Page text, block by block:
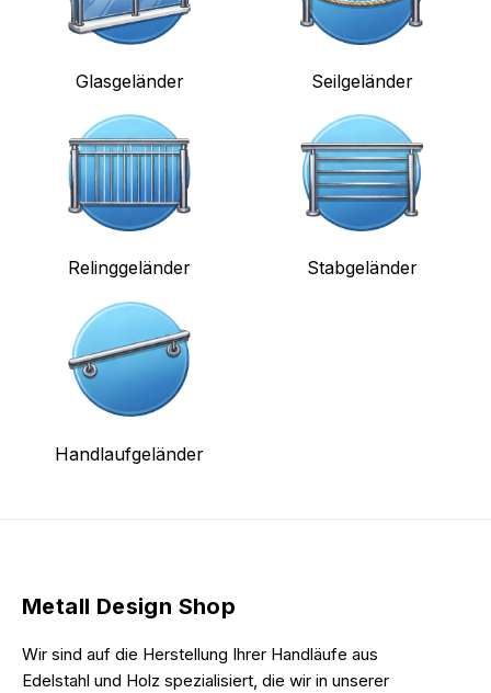
Glasgeländer Seilgeländer
Relinggeländer Stabgeländer
Handlaufgeländer
Metall Design Shop
Wir sind auf die Herstellung Ihrer Handläufe aus
Edelstahl und Holz spezialisiert, die wir in unserer